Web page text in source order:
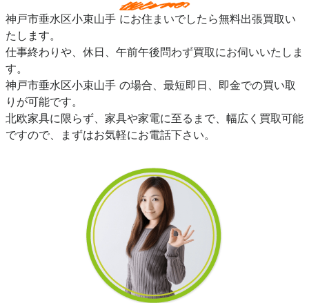
神戸市垂水区小束山手 にお住まいでしたら無料出張買取い
たします。
仕事終わりや、休日、午前午後問わず買取にお伺いいたしま
す。
神戸市垂水区小束山手 の場合、最短即日、即金での買い取
りが可能です。
北欧家具に限らず、家具や家電に至るまで、幅広く買取可能
ですので、まずはお気軽にお電話下さい。